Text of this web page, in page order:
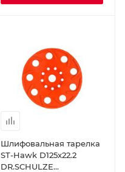
Шлифовальная тарелка
ST-Hawk D125х22.2
DR.SCHULZE